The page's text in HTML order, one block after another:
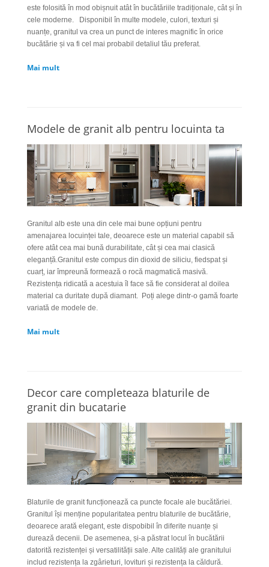
este folosită în mod obișnuit atât în bucătăriile tradiționale, cât și în
cele moderne.
Disponibil în multe modele, culori, texturi și
nuanțe, granitul va crea un punct de interes magnific în orice
bucătărie și va fi cel mai probabil detaliul tău preferat.
Mai mult
Modele de granit alb pentru locuinta ta
Granitul alb este una din cele mai bune opțiuni pentru
amenajarea locuinței tale, deoarece este un material capabil să
ofere atât cea mai bună durabilitate, cât și cea mai clasică
eleganță. Granitul este compus din dioxid de siliciu, fiedspat și
cuarț, iar împreună formează o rocă magmatică masivă.
Rezistența ridicată a acestuia îl face să fie considerat al doilea
material ca duritate după diamant.
Poți alege dintr-o gamă foarte
variată de modele de.
Mai mult
Decor care completeaza blaturile de
granit din bucatarie
Blaturile de granit funcționează ca puncte focale ale bucătăriei.
Granitul își menține popularitatea pentru blaturile de bucătărie,
deoarece arată elegant, este dispobibil în diferite nuanțe și
durează decenii. De asemenea, și-a păstrat locul în bucătării
datorită rezistenței și versatilității sale. Alte calități ale granitului
includ rezistența la zgârieturi, lovituri și rezistența la căldură.